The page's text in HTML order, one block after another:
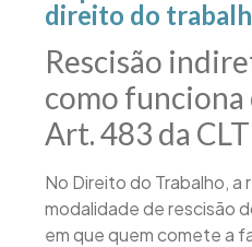
direito do
Rescisão
como funciona
Art. 483 da CLT
No Direito do Trabalho, a
modalidade de rescisão
em que quem comete a